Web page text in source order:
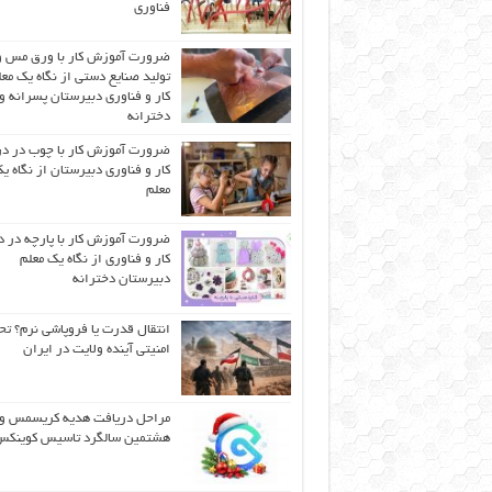
فناوری
ضرورت آموزش کار با ورق مس
تولید صنایع دستی از نگاه یک
کار و فناوری دبیرستان پسرانه و
دخترانه
ضرورت آموزش کار با چوب در
کار و فناوری دبیرستان از نگاه
معلم
ضرورت آموزش کار با پارچه
کار و فناوری از نگاه یک معلم
دبیرستان دخترانه
انتقال قدرت یا فروپاشی نرم؟
امنیتی آینده ولایت در ایران
مراحل دریافت هدیه کریسمس و
هشتمین سالگرد تاسیس